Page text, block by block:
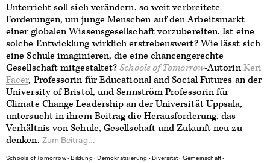
Unterricht soll sich verändern, so weit verbreitete
Forderungen, um junge Menschen auf den Arbeitsmarkt
einer globalen Wissensgesellschaft vorzubereiten. Ist eine
solche Entwicklung wirklich erstrebenswert? Wie lässt sich
eine Schule imaginieren, die eine chancengerechte
Gesellschaft mitgestaltet?Schools of Tomorrow-AutorinKeri
Facer, Professorin für Educational and Social Futures an der
University of Bristol, und Sennström Professorin für
Climate Change Leadership an der Universität Uppsala,
untersucht in ihrem Beitrag die Herausforderung, das
Verhältnis von Schule, Gesellschaft und Zukunft neu zu
denken. Zum Beitrag...
Schools of Tomorrow∙ Bildung ∙ Demokratisierung ∙ Diversität ∙ Gemeinschaft ∙